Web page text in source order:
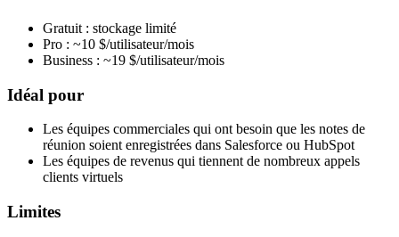
Gratuit : stockage limité
Pro : ~10 $/utilisateur/mois
Business : ~19 $/utilisateur/mois
Idéal pour
Les équipes commerciales qui ont besoin que les notes de
réunion soient enregistrées dans Salesforce ou HubSpot
Les équipes de revenus qui tiennent de nombreux appels
clients virtuels
Limites